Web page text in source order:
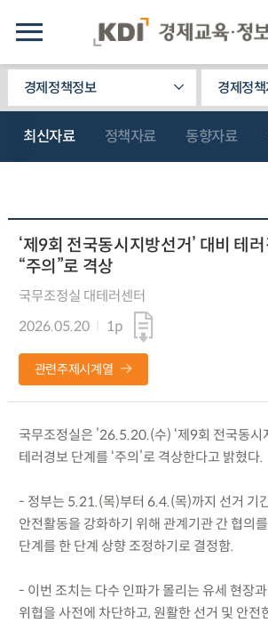
경제정책정보 경제정
최신자료 정책자료 동향자료
‘제9회 전국동시지방선거’ 대비 테
“주의”로 격상
국무조정실 대테러센터
2026.05.20
1p
관련주제시계열
국무조정실은 ’26.5.20.(수) ‘제9회 전국동시
테러경보 단계를 ‘주의’로 격상한다고 밝혔다.
- 정부는 5.21.(목)부터 6.4.(목)까지 선거 기
안전활동을 강화하기 위해 관계기관 간 협의
단계를 한 단계 상향 조정하기로 결정함.
- 이번 조치는 다수 인파가 몰리는 유세 현장
위협을 사전에 차단하고, 원활한 선거 및 안전